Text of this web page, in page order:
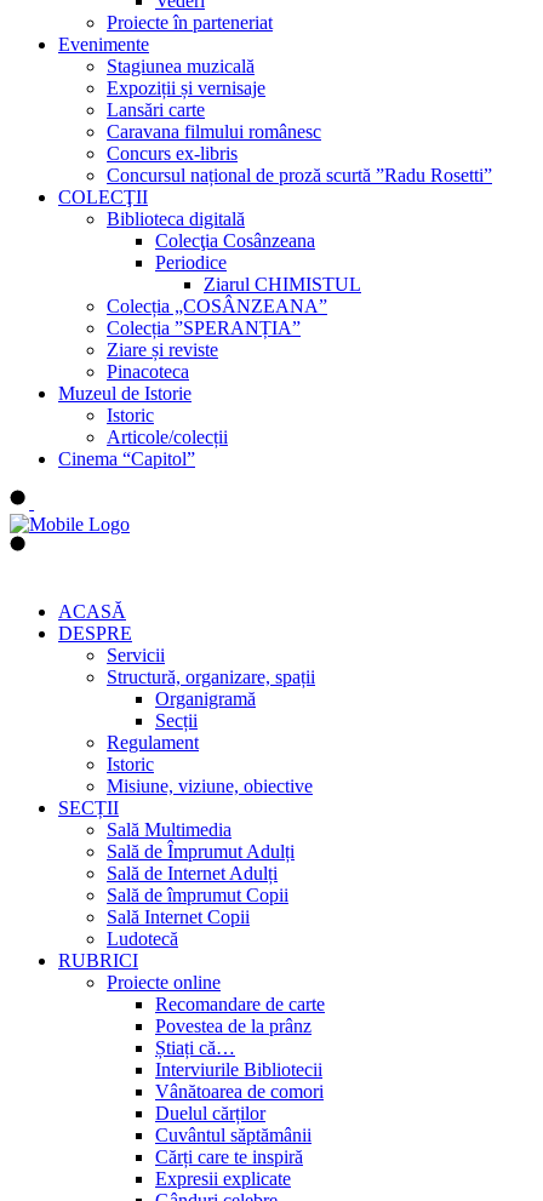
Proiecte în parteneriat
Evenimente
Stagiunea muzicală
Expoziții și vernisaje
Lansări carte
Caravana filmului românesc
Concurs ex-libris
Concursul național de proză scurtă ”Radu Rosetti”
COLECŢII
Biblioteca digitală
Colecţia Cosânzeana
Periodice
Ziarul CHIMISTUL
Colecția „COSÂNZEANA”
Colecția ”SPERANȚIA”
Ziare și reviste
Pinacoteca
Muzeul de Istorie
Istoric
Articole/colecții
Cinema “Capitol”
ACASĂ
DESPRE
Servicii
Structură, organizare, spații
Organigramă
Secții
Regulament
Istoric
Misiune, viziune, obiective
SECȚII
Sală Multimedia
Sală de Împrumut Adulți
Sală de Internet Adulți
Sală de împrumut Copii
Sală Internet Copii
Ludotecă
RUBRICI
Proiecte online
Recomandare de carte
Povestea de la prânz
Știați că…
Interviurile Bibliotecii
Vânătoarea de comori
Duelul cărților
Cuvântul săptămânii
Cărți care te inspiră
Expresii explicate